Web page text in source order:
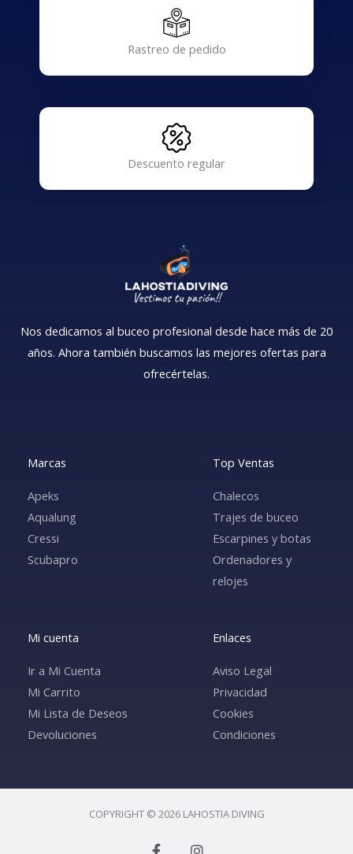
Rastreo de pedido
Descuento regular
Nos dedicamos al buceo profesional desde hace más de 20
años. Ahora también buscamos las mejores ofertas para
ofrecértelas.
Marcas
Apeks
Aqualung
Cressi
Scubapro
Top Ventas
Chalecos
Trajes de buceo
Escarpines y botas
Ordenadores y
relojes
Mi cuenta
Ir a Mi Cuenta
Mi Carrito
Mi Lista de Deseos
Devoluciones
Enlaces
Aviso Legal
Privacidad
Cookies
Condiciones
COPYRIGHT © 2026 LAHOSTIA DIVING
F I